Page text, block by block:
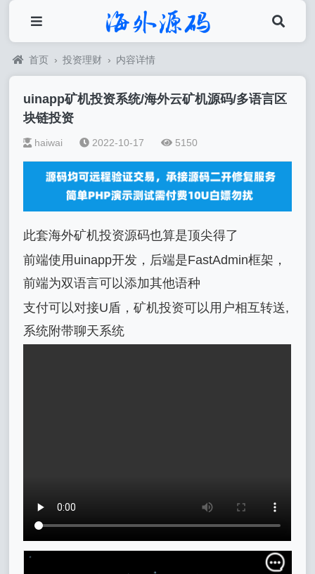
首页 › 投资理财 › 内容详情
uinapp矿机投资系统/海外云矿机源码/多语言区
块链投资
haiwai 2022-10-17 5150
此套海外矿机投资源码也算是顶尖得了
前端使用uinapp开发，后端是FastAdmin框架，
前端为双语言可以添加其他语种
支付可以对接U盾，矿机投资可以用户相互转送,
系统附带聊天系统